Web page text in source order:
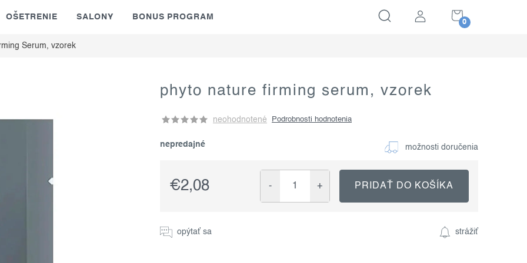
NÁKUPNÝ
KOŠÍK
OŠETRENIE SALONY BONUS PROGRAM
Serum, vzorek
phyto nature firming serum, vzorek
neohodnotené Podrobnosti hodnotenia
nepredajné možnosti doručenia
€2,08 PRIDAŤ DO KOŠÍKA
opýtať sa strážiť